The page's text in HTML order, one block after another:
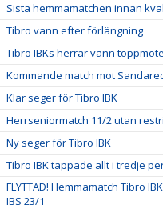
Sista hemmamatchen innan
Tibro vann efter förlängning
Tibro IBKs herrar vann toppmöte
Kommande match mot
Klar seger för Tibro IBK
Herrseniormatch 11/2 utan
Ny seger för Tibro IBK
Tibro IBK tappade allt i tredje
FLYTTAD! Hemmamatch Tibro
IBS 23/1